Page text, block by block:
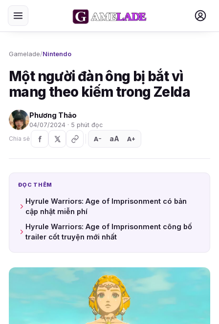
Gamelade/Nintendo
Một người đàn ông bị bắt vì
mang theo kiếm trong Zelda
Phương Thảo
04/07/2024 · 5 phút đọc
Chia sẻ
A− aA A+
ĐỌC THÊM
Hyrule Warriors: Age of Imprisonment có bản
cập nhật miễn phí
Hyrule Warriors: Age of Imprisonment công bố
trailer cốt truyện mới nhất